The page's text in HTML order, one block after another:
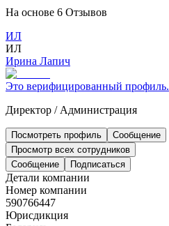
На основе 6 Отзывов
ИЛ
ИЛ
Ирина Лапич
Это верифицированный профиль.
Директор / Администрация
Посмотреть профиль
Сообщение
Просмотр всех сотрудников
Сообщение
Подписаться
Детали компании
Номер компании
590766447
Юрисдикция